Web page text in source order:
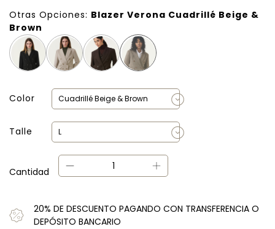
Otras Opciones: Blazer Verona Cuadrillé Beige &
Brown
Color
Talle
Cantidad
20% DE DESCUENTO PAGANDO CON TRANSFERENCIA O
DEPÓSITO BANCARIO